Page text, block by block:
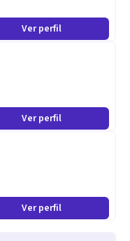
Ver perfil
Ver perfil
Ver perfil